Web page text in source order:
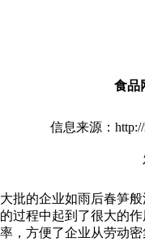
食品
信息来源：http://
的企业如雨后春笋般
过程中起到了很大的
，方便了企业从劳动密